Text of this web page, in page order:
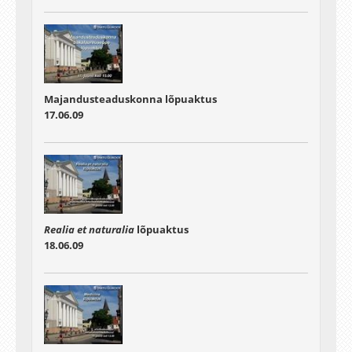
Majandusteaduskonna lõpuaktus
17.06.09
Realia et naturalia lõpuaktus
18.06.09